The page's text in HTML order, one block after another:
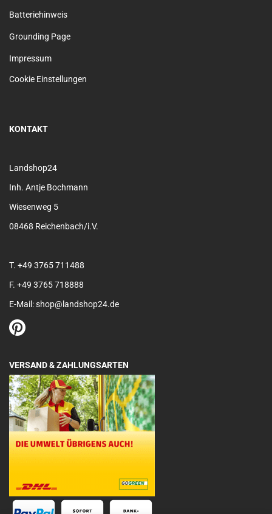
Batteriehinweis
Grounding Page
Impressum
Cookie Einstellungen
KONTAKT
Landshop24
Inh. Antje Bochmann
Wiesenweg 5
08468 Reichenbach/i.V.
T. +49 3765 711488
F. +49 3765 718888
E-Mail: shop@landshop24.de
VERSAND & ZAHLUNGSARTEN